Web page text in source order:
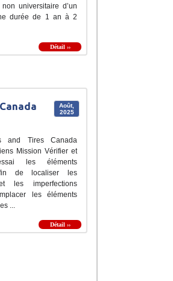
non universitaire d’un
durée de 1 an à 2
Détail ››
Août,
2025
and Tires Canada
Mission Vérifier et
les éléments
de localiser les
les imperfections
les éléments
...
Détail ››